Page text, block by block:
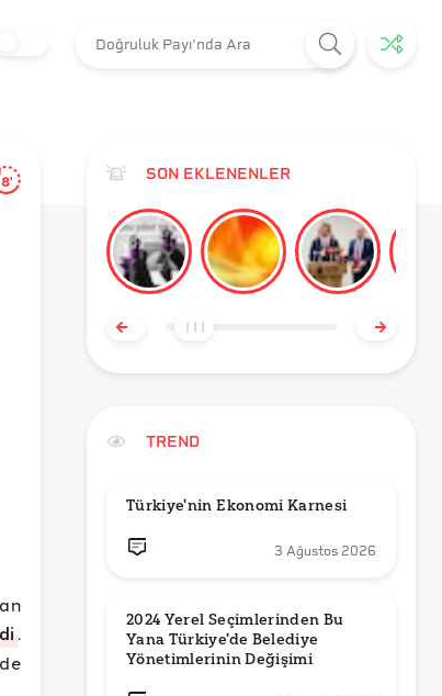
8'
.
SON EKLENENLER
TREND
Türkiye'nin Ekonomi Karnesi
3 Ağustos 2026
2024 Yerel Seçimlerinden Bu
Yana Türkiye'de Belediye
Yönetimlerinin Değişimi